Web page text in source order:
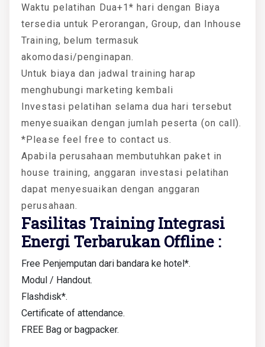
Waktu pelatihan Dua+1* hari dengan Biaya
tersedia untuk Perorangan, Group, dan Inhouse
Training, belum termasuk
akomodasi/penginapan.
Untuk biaya dan jadwal training harap
menghubungi marketing kembali
Investasi pelatihan selama dua hari tersebut
menyesuaikan dengan jumlah peserta (on call).
*Please feel free to contact us.
Apabila perusahaan membutuhkan paket in
house training, anggaran investasi pelatihan
dapat menyesuaikan dengan anggaran
perusahaan.
Fasilitas Training Integrasi
Energi Terbarukan Offline :
Free Penjemputan dari bandara ke hotel*.
Modul / Handout.
Flashdisk*.
Certificate of attendance.
FREE Bag or bagpacker.